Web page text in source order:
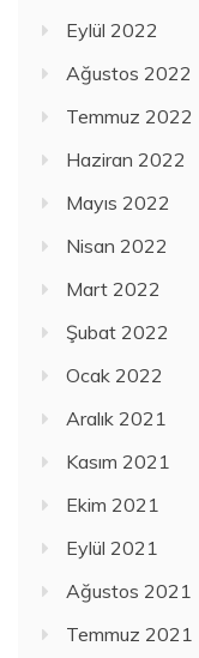
Eylül 2022
Ağustos 2022
Temmuz 2022
Haziran 2022
Mayıs 2022
Nisan 2022
Mart 2022
Şubat 2022
Ocak 2022
Aralık 2021
Kasım 2021
Ekim 2021
Eylül 2021
Ağustos 2021
Temmuz 2021